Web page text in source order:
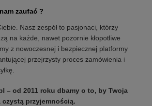
zaufać ?
Nasz zespół to pasjonaci, którzy
na każde, nawet pozornie kłopotliwe
z nowoczesnej i bezpiecznej platformy
przejrzysty proces zamówienia i
– od 2011 roku dbamy o to, by Twoja
czystą przyjemnością.